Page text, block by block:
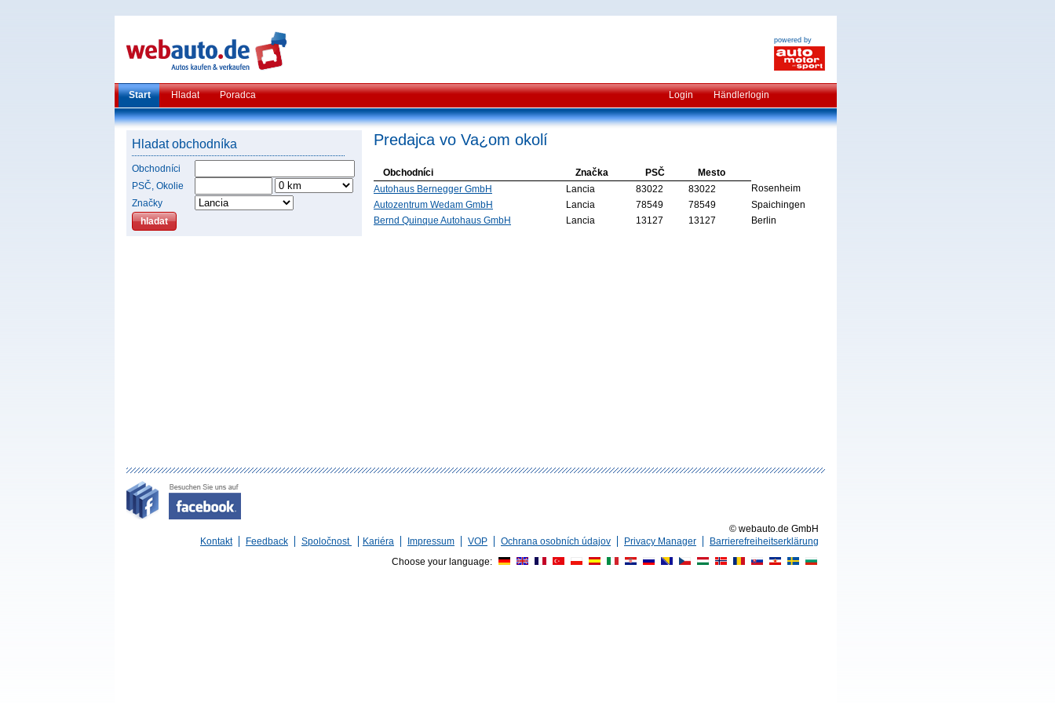
powered by
Start Hladat Poradca Login Händlerlogin
Hladat obchodníka
Obchodníci
PSČ, Okolie
Značky
Predajca vo Va¿om okolí
Obchodníci Značka PSČ
Mesto
Autohaus Bernegger GmbH
Lancia 83022 83022
Rosenheim
Autozentrum Wedam GmbH
Lancia 78549 78549
Spaichingen
Bernd Quinque Autohaus GmbH
Lancia 13127 13127 Berlin
© webauto.de GmbH
Kontakt
Feedback Spoločnost Kariéra Impressum VOP Ochrana osobních údajov Privacy Manager
Barrierefreiheitserklärung
Choose your language: